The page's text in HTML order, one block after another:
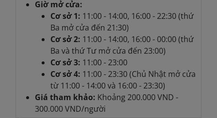
Giờ mở cửa:
Cơ sở 1: 11:00 - 14:00, 16:00 - 22:30 (thứ
Ba mở cửa đến 21:30)
Cơ sở 2: 11:00 - 14:00, 16:00 - 00:00 (thứ
Ba và thứ Tư mở cửa đến 23:00)
Cơ sở 3: 11:00 - 23:00
Cơ sở 4: 11:00 - 23:30 (Chủ Nhật mở cửa
từ 11:00 - 14:00 và 16:00 - 23:30)
Giá tham khảo: Khoảng 200.000 VND -
300.000 VND/người